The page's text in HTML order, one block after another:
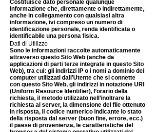
Costituisce dato personale qualunque
informazione che, direttamente o indirettamente,
anche in collegamento con qualsiasi altra
informazione, ivi compreso un numero di
identificazione personale, renda identificata o
identificabile una persona fisica.
Dati di Utilizzo
Sono le informazioni raccolte automaticamente
attraverso questo Sito Web (anche da
applicazioni di parti terze integrate in questo Sito
Web), tra cui: gli indirizzi IP o i nomi a dominio dei
computer utilizzati dall’Utente che si connette
con questo Sito Web, gli indirizzi in notazione URI
(Uniform Resource Identifier), l’orario della
richiesta, il metodo utilizzato nell’inoltrare la
richiesta al server, la dimensione del file ottenuto
in risposta, il codice numerico indicante lo stato
della risposta dal server (buon fine, errore, ecc.)
il paese di provenienza, le caratteristiche del